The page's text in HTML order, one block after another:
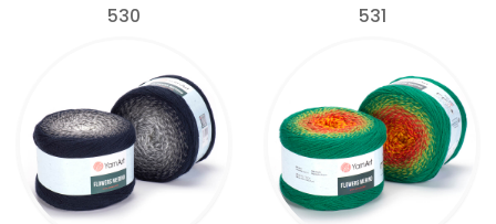
530 531